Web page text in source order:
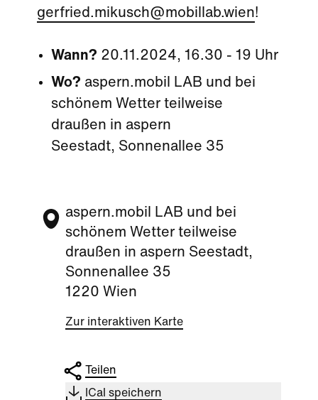
aspern.mobil LAB und bei
schönem Wetter teilweise
draußen in aspern Seestadt,
Sonnenallee 35
1220 Wien
Zur interaktiven Karte
Teilen
ICal speichern
gerfried.mikusch@mobillab.wien!
Wann? 20.11.2024, 16.30 - 19 Uhr
Wo? aspern.mobil LAB und bei
schönem Wetter teilweise
draußen in aspern
Seestadt, Sonnenallee 35